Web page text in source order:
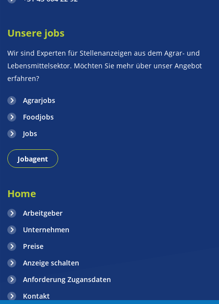
Unsere jobs
Wir sind Experten für Stellenanzeigen aus dem Agrar- und
Lebensmittelsektor. Möchten Sie mehr über unser Angebot
erfahren?
Agrarjobs
Foodjobs
Jobs
Jobagent
Home
Arbeitgeber
Unternehmen
Preise
Anzeige schalten
Anforderung Zugansdaten
Kontakt